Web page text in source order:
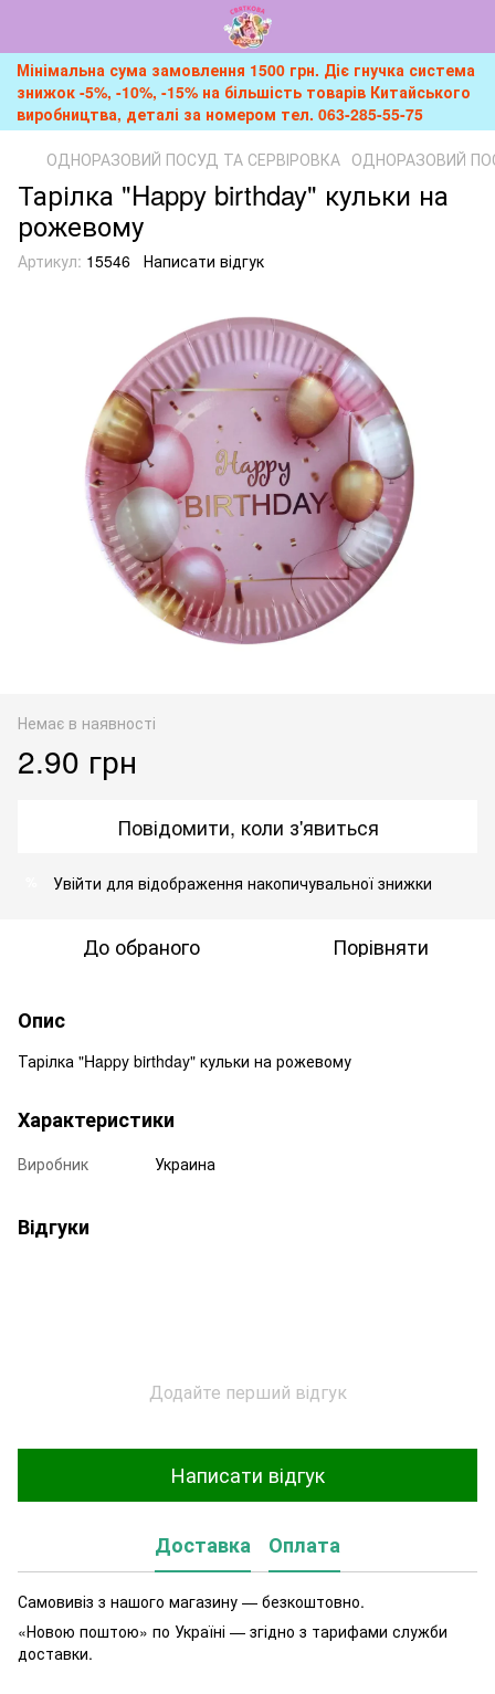
Мінімальна сума замовлення 1500 грн. Діє гнучка система
знижок -5%, -10%, -15% на більшість товарів Китайського
виробництва, деталі за номером тел. 063-285-55-75
ОДНОРАЗОВИЙ ПОСУД ТА СЕРВІРОВКА ОДНОРАЗОВИЙ
Тарілка "Happy birthday" кульки на
рожевому
Артикул: 15546 Написати відгук
Немає в наявності
2.90 грн
Повідомити, коли з'явиться
Увійти для відображення накопичувальної знижки
До обраного Порівняти
Опис
Тарілка "Happy birthday" кульки на рожевому
Характеристики
Виробник Украина
Відгуки
Додайте перший відгук
Написати відгук
Доставка Оплата
Самовивіз з нашого магазину — безкоштовно.
«Новою поштою» по Україні — згідно з тарифами служби
доставки.